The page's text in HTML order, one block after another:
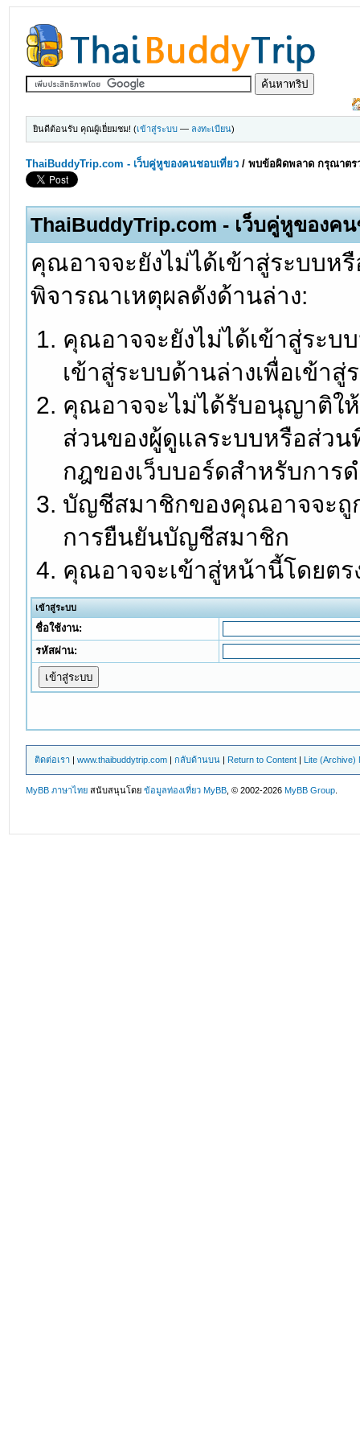
ยินดีต้อนรับ คุณผู้เยี่ยมชม! (เข้าสู่ระบบ — ลงทะเบียน)
ThaiBuddyTrip.com - เว็บคู่หูของคนชอบเที่ยว /พบข้อผิดพลาด กรุณาตร
ThaiBuddyTrip.com - เว็บคู่หูของค
คุณอาจจะยังไม่ได้เข้าสู่ระบบ
พิจารณาเหตุผลดังด้านล่าง:
คุณอาจจะยังไม่ได้เข้าสู่ระบ
เข้าสู่ระบบด้านล่างเพื่อเข้า
คุณอาจจะไม่ได้รับอนุญาติใ
ส่วนของผู้ดูแลระบบหรือส่ว
กฎของเว็บบอร์ดสำหรับการ
บัญชีสมาชิกของคุณอาจจะถู
การยืนยันบัญชีสมาชิก
คุณอาจจะเข้าสู่หน้านี้โดยต
เข้าสู่ระบบ
ชื่อใช้งาน:
รหัสผ่าน:
ติดต่อเรา |www.thaibuddytrip.com |กลับด้านบน | Return to Content | Lite (Archive)
MyBB ภาษาไทย สนับสนุนโดยข้อมูลท่องเที่ยว MyBB , © 2002-2026MyBB Group